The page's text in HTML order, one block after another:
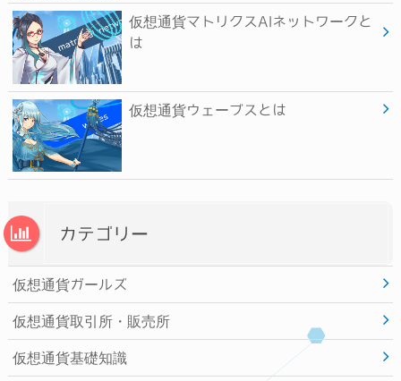
仮想通貨マトリクスAIネットワークと
は
仮想通貨ウェーブスとは
カテゴリー
仮想通貨ガールズ
仮想通貨取引所・販売所
仮想通貨基礎知識